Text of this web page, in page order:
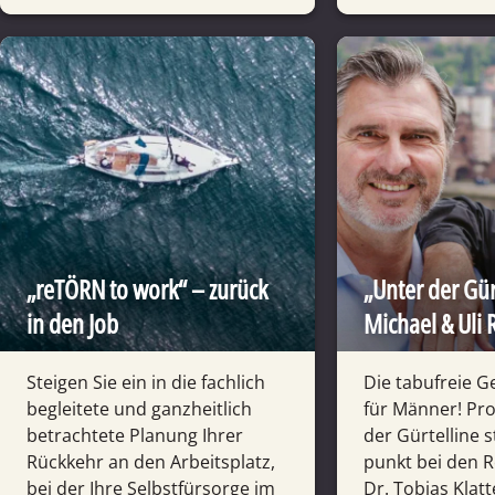
„reTÖRN to work“ – zurück
in den Job
Steigen Sie ein in die fachlich
begleitete und ganz­heitlich
betrachtete Planung Ihrer
Rück­kehr an den Arbeits­platz,
bei der Ihre Selbst­fürsorge im
„Unter der
Michael & Uli
Die tabufreie
für Männer!
der Gürtel­line
punkt bei den
Dr. Tobias